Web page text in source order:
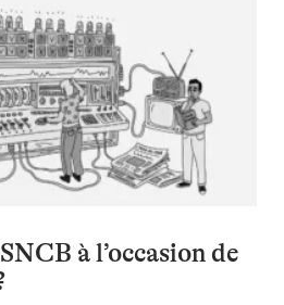
de son centenaire ?
à l’occasion de